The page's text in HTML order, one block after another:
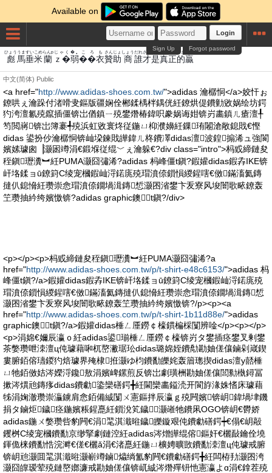
Available on
Login
Forgot password
Sign Up
彪
ひょう
馬
うま
垂
すい
米
こめ
蘭
らんp
ｚ�弱
じゃく�｡
��衣
ころも
贊助
さんじょ
商
しょう
誰
だれ
才
さい
是
これ
真正
しんせい
的
てき
贏
中文(简体) Public
<a href="http://www.adidas-shoes.com.tw/">adidas 瀹樼恫</a>姣忓ぉ
鐐哄ぇ瀹跺付渚嗗叏鏂版疆娴佺郴鍒楀柈鍝侊紝鐐烘偍鐨勭敓娲绘坊鍔
犳洿澶氱殑鑹插僵锛岀偤鎮ㄧ殑鐢熸椿鍏呮豢娲诲姏锛岃畵鎮ㄦ瘡澶╀
笉閲嶈锛岀簿褰╃殑浜虹敓寰炵従鍦ㄩ枊濮嬶紝鏁珛闂滄敞鎴戝€慳
didas 鍙扮仯瀹樼恫锛屾垜鍊戝皣鍏ㄦ柊鐨凙didas澶波鍠搧浠ュ強閬
嬪嫊璩囪▕灏囦竴涓€鍛堢従绲﹀ぇ瀹躲€?div class="intro">杩戜締鏈夋
秷鎭瓑瀵︼紝PUMA灏囧彇浠?adidas 杩峰僵t鎭?鍜孉didas鍜孨IKE锛
屽垎鍒ョū鐐篈C绫宠槶鍜屾浖鍩庣殑瑁濆倷鎻愪緵鍟嗐€傚鏋滀氦鏄
撻仈鎴愶紝瓒崇悆瑁濆倷鐗堝湒鏄惁灏囨渻鐢卞叐寮风埈闇歌畩鐐轰
笁瓒抽紟绔嬪憿锛?adidas graphic鐭t鎭?/div>
<p></p><p>杩戜締鏈夋秷鎭瓑瀵︼紝PUMA灏囧彇浠?a
href="http://www.adidas-shoes.com.tw/p/t-shirt-e48c6153/">adidas 杩
峰僵t鎭?/a>鍜孉didas鍜孨IKE锛屽垎鍒ョū鐐篈C绫宠槶鍜屾浖鍩庣殑
瑁濆倷鎻愪緵鍟嗐€傚鏋滀氦鏄撻仈鎴愶紝瓒崇悆瑁濆倷鐗堝湒鏄惁
灏囨渻鐢卞叐寮风埈闇歌畩鐐轰笁瓒抽紟绔嬪憿锛?/p><p><a
href="http://www.adidas-shoes.com.tw/p/t-shirt-1b11d88e/">adidas
graphic鐭t鎭?/a>鍜孉didas棰ㄥ厜鐒￠檺鏆楄棌闅辨唫</p><p></p>
<p>涓婂€嬭辰瀛ｏ紝adidas鍙瑐棰ㄥ厜鐒￠檺锛岃タ鐢插痉鐢叉剰鐢
茶嫳瓒呭洓澶ц伅璩藉啝杌嶅潎琚玜didas璐婂姪鐨勪勘妯傞儴鏀剁嵅鍥
婁腑銆傛瓙鍐犳焙璩界殗棣拰灏ゆ枃鐨勫皪姹轰篃璁揳didas澶у嚭棰
ㄩ牠銆傚姞涔嬫浖鑱敖涓嬪崥鏍煎反锛岀劇璜栦勘妯傞儴閭勬槸鐞冨
摗涔熼兘鏄痑didas鐨勮鍌欒磰鍔╋紝閫欒畵鎰涜开閬斿湪姝愭床璩藉
牬涓婅澈瓒崇灜鐪肩悆銆備絾闅ㄨ憲鏂拌辰瀛ｇ殑闁嬪锛岄鍏堝垏鐖
捐タ鏀炬鐬痉鍦嬪粻鍟嗭紝鎻涗笂鐬灏嶉牠鐨凩OGO锛岄€欎娇
adidas鍦ㄨ嫳瓒呰豹闁€涓毣淇濈暀鐬皪鏇艰伅鐨勮磰鍔┿€傝€岄毃
钁桝C绫宠槶鐨勫京缈掔劇鏈涳紝adidas涔熷皣绲傛鏂奸€欐敮鑰佺墝
鍕佹梾鐨勫悎浣溿€傞€欐ǎ涓€渚嗭紝鍦ㄩ櫎娉曠敳鐨勫洓澶ц伅璩戒腑
锛岄兘灏囬毣淇濈暀灏嶄竴鏀爞绱氳豹闁€鐨勮磰鍔╋紝闆栫劧灏囨洿
灏囧皥瑷荤殑鏈嶅嫏濂戒勘妯傞儴锛屼絾涔熸殫钘忚憲瀛よɑ涓€鎿茬殑